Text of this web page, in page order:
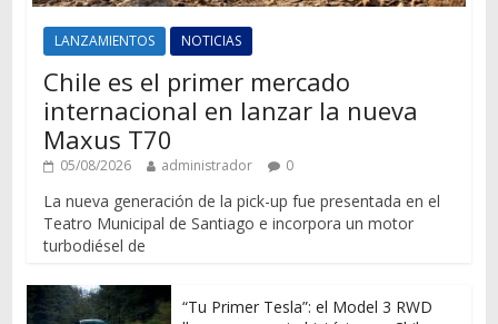
LANZAMIENTOS NOTICIAS
Chile es el primer mercado
internacional en lanzar la nueva
Maxus T70
05/08/2026 administrador 0
La nueva generación de la pick-up fue presentada en el
Teatro Municipal de Santiago e incorpora un motor
turbodiésel de
“Tu Primer Tesla”: el Model 3 RWD